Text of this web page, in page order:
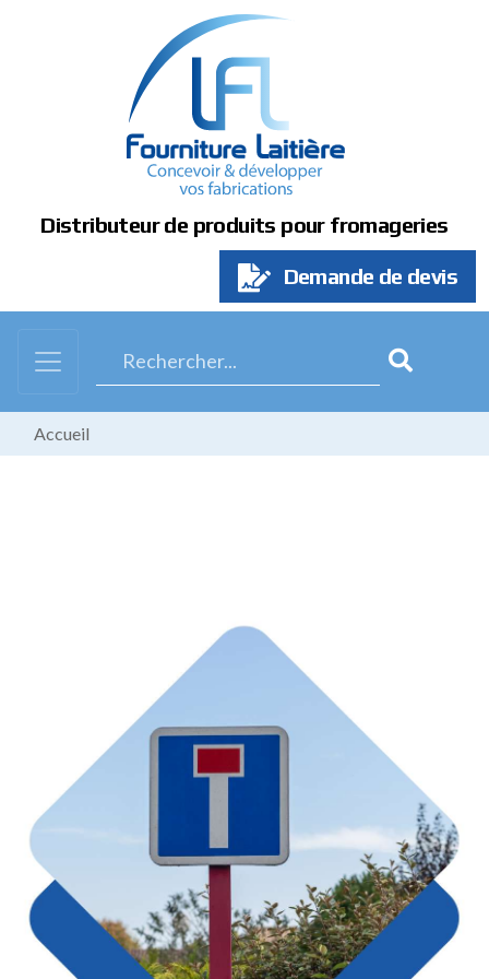
Distributeur de produits pour fromageries
Demande de devis
Accueil
Panneau de gestion des cookies